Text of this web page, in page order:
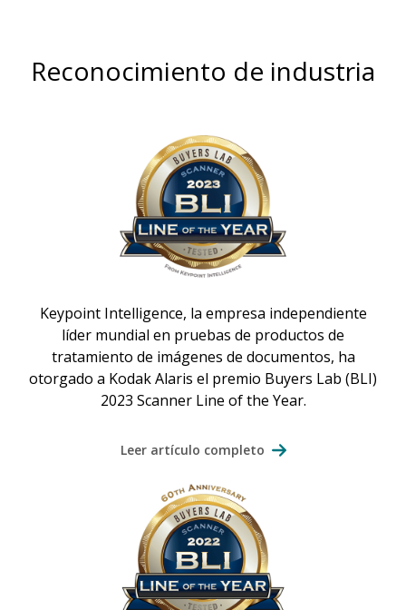
Reconocimiento de industria
Keypoint Intelligence, la empresa independiente
líder mundial en pruebas de productos de
tratamiento de imágenes de documentos, ha
otorgado a Kodak Alaris el premio Buyers Lab (BLI)
2023 Scanner Line of the Year.
Leer artículo completo